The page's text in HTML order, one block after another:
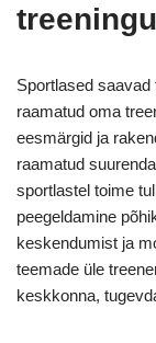
Sportlased
raamatud oma
eesmärgid ja
raamatud
sportlastel toime
peegeldamine
keskendumist ja
teemade üle
keskkonna,